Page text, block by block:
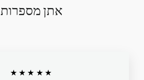
אתן מספרות
★★★★★